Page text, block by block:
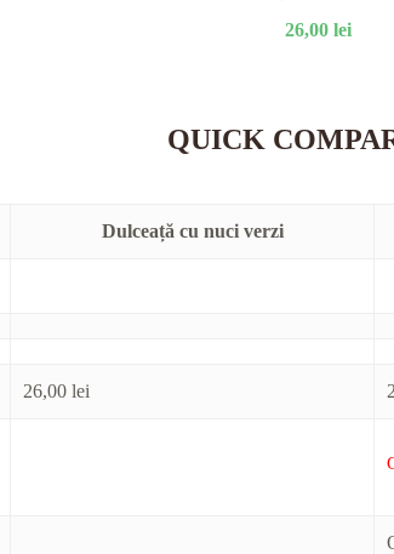
26,00lei
QUICK
Dulceață cu nuci verzi
26,00 lei